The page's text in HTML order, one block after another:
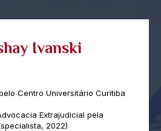
Ivanski
Centro Universitário Curitiba
Extrajudicial pela
2022)